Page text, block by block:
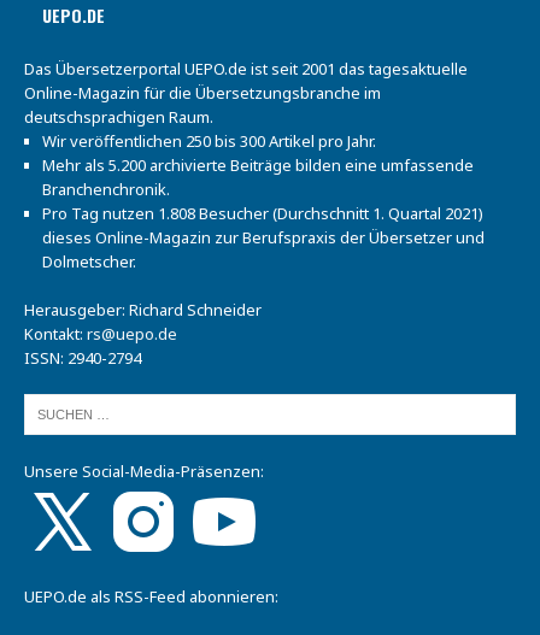
UEPO.DE
Das Übersetzerportal UEPO.de ist seit 2001 das tagesaktuelle
Online-Magazin für die Übersetzungsbranche im
deutschsprachigen Raum.
Wir veröffentlichen 250 bis 300 Artikel pro Jahr.
Mehr als 5.200 archivierte Beiträge bilden eine umfassende
Branchenchronik.
Pro Tag nutzen 1.808 Besucher (Durchschnitt 1. Quartal 2021)
dieses Online-Magazin zur Berufspraxis der Übersetzer und
Dolmetscher.
Herausgeber: Richard Schneider
Kontakt: rs@uepo.de
ISSN: 2940-2794
Unsere Social-Media-Präsenzen:
UEPO.de als RSS-Feed abonnieren: